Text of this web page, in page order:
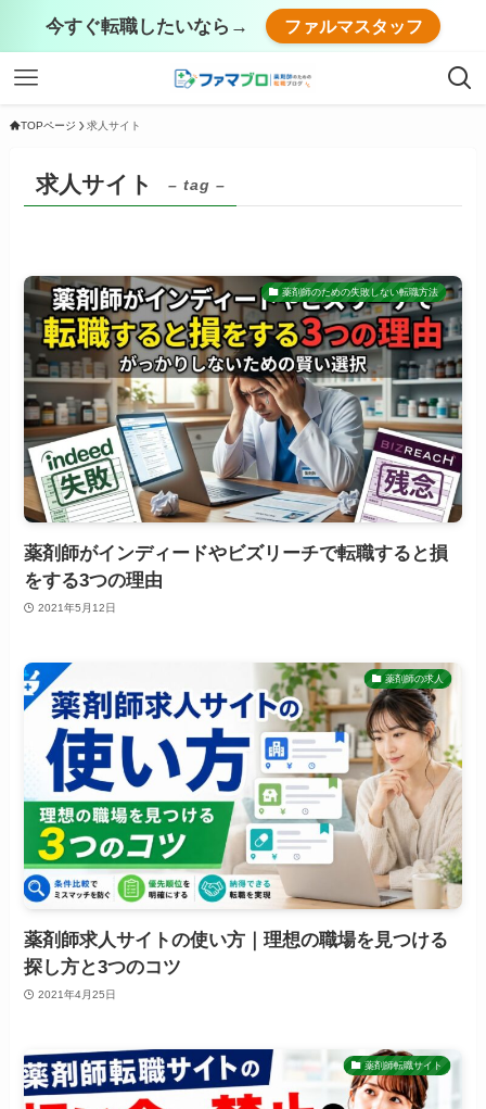
今すぐ転職したいなら→ ファルマスタッフ
TOPページ 求人サイト
求人サイト – tag –
薬剤師のための失敗しない転職方法
薬剤師がインディードやビズリーチで転職すると損
をする3つの理由
2021年5月12日
薬剤師の求人
薬剤師求人サイトの使い方｜理想の職場を見つける
探し方と3つのコツ
2021年4月25日
薬剤師転職サイト